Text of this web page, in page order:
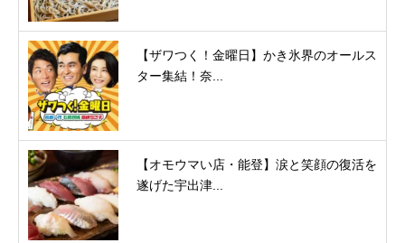
【ザワつく！金曜日】かき氷界のオールス
ター集結！奈...
【オモウマい店・能登】涙と笑顔の復活を
遂げた宇出津...